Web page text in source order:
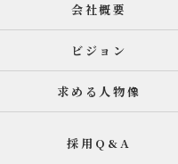
会社概要
ビジョン
求める人物像
採用Q&A